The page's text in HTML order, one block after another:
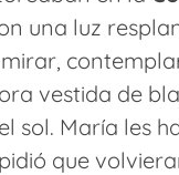
una luz
vestida de
sol. María les
que